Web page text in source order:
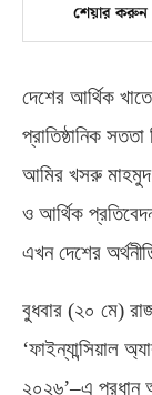
শেয়ার করুন
দেশের আর্থিক
প্রাতিষ্ঠানিক
আমির খসরু মাহমুদ
ও আর্থিক
এখন দেশের
বুধবার (২০ মে)
‘ফাইন্যান্সিয়াল
২০২৬’–এ প্রধান